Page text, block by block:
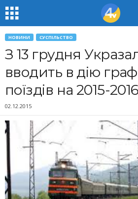
НОВИНИ СУСПІЛЬСТВО
З 13 грудня
вводить в дію
поїздів на 2015-
02.12.2015